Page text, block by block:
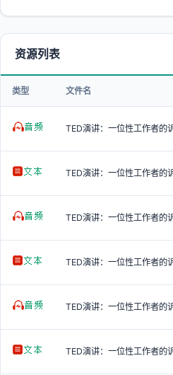
资源列表
类型 文件名
TED演讲：一位性工作者的
TED演讲：一位性工作者的
TED演讲：一位性工作者的
TED演讲：一位性工作者的
TED演讲：一位性工作者的
TED演讲：一位性工作者的